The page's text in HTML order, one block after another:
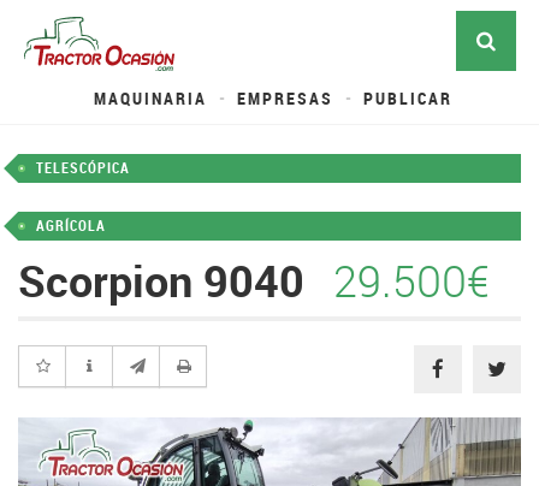
MAQUINARIA EMPRESAS PUBLICAR
TELESCÓPICA
AGRÍCOLA
Scorpion 9040 29.500€